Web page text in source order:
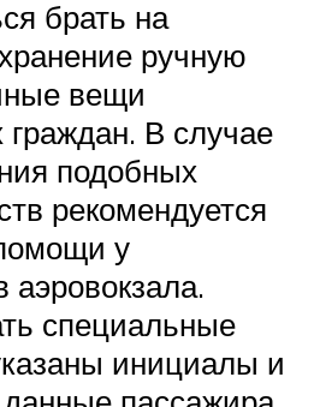
брать на
ручную
вещи
граждан. В случае
подобных
рекомендуется
у
аэровокзала.
специальные
инициалы и